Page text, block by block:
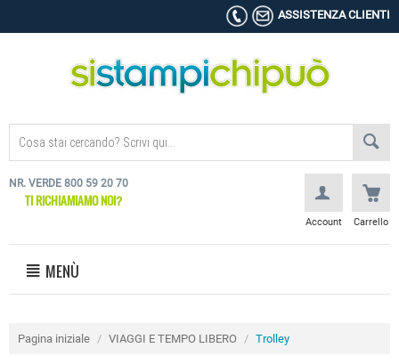
ASSISTENZA CLIENTI
NR. VERDE 800 59 20 70
TI RICHIAMIAMO NOI?
Carrello
Account
MENÙ
Pagina iniziale / VIAGGI E TEMPO LIBERO / Trolley